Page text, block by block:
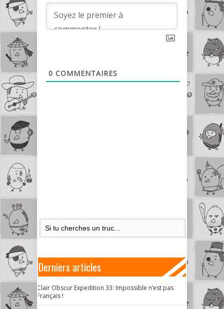
0 COMMENTAIRES
Derniers articles
Clair Obscur Expedition 33: Impossible n’est pas
Français !